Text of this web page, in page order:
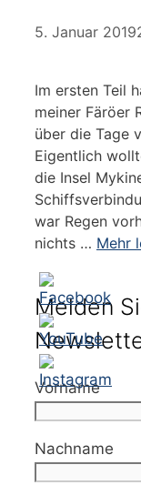
5. Januar 2019
Im ersten Teil
meiner Färöer
über die Tage
Eigentlich
die Insel
war Regen
nichts … Mehr
Melden
Vorname
Nachname